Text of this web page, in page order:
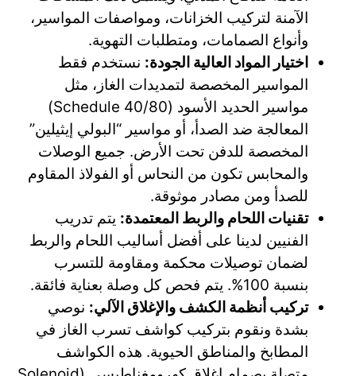
الآمنة لتركيب الخزانات، ومواصفات المواسير،
وأنواع الصمامات، ومتطلبات التهوية.
اختيار المواد العالية الجودة: نستخدم فقط
المواسير المخصصة لتمديدات الغاز، مثل
مواسير الحديد الأسود (Schedule 40/80)
المعالجة ضد الصدأ، أو مواسير “البولي إيثيلين”
المخصصة للدفن تحت الأرض. جميع الوصلات
والمحابس تكون من النحاس أو الفولاذ المقاوم
للصدأ ومن مصادر موثوقة.
تقنيات اللحام والربط المعتمدة: يتم تدريب
الفنيين لدينا على أفضل أساليب اللحام والربط
لضمان توصيلات محكمة ومقاومة للتسرب
بنسبة 100%. يتم فحص كل وصلة بعناية فائقة.
تركيب أنظمة الكشف والإغلاق الآلي: نوصي
بشدة ونقوم بتركيب كواشف تسرب الغاز في
المطابخ والمناطق الحيوية. هذه الكواشف